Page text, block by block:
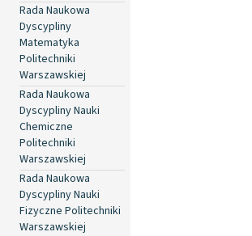
Rada Naukowa
Dyscypliny
Matematyka
Politechniki
Warszawskiej
Rada Naukowa
Dyscypliny Nauki
Chemiczne
Politechniki
Warszawskiej
Rada Naukowa
Dyscypliny Nauki
Fizyczne Politechniki
Warszawskiej